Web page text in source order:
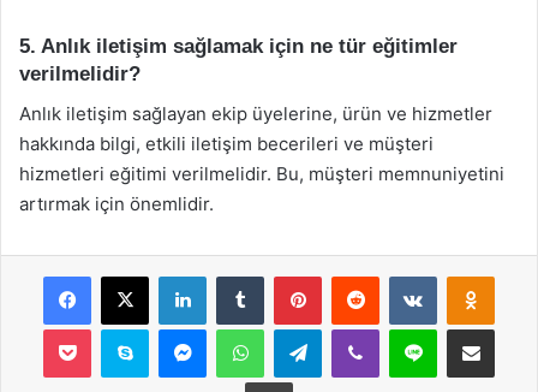
5. Anlık iletişim sağlamak için ne tür eğitimler
verilmelidir?
Anlık iletişim sağlayan ekip üyelerine, ürün ve hizmetler
hakkında bilgi, etkili iletişim becerileri ve müşteri
hizmetleri eğitimi verilmelidir. Bu, müşteri memnuniyetini
artırmak için önemlidir.
Facebook
X LinkedInTumblr PinterestReddit VKontakte
Pocket Skype MessengerWhatsAppTelegramViber Line E-Posta ile
Yazdır